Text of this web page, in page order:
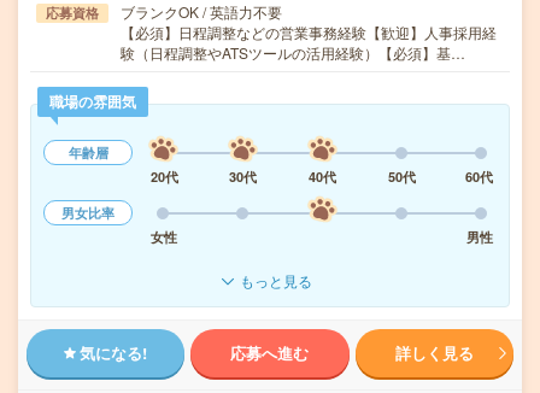
応募資格
ブランクOK / 英語力不要
【必須】日程調整などの営業事務経験【歓迎】人事採用経
験（日程調整やATSツールの活用経験）【必須】基…
職場の雰囲気
年齢層
20代
30代 40代 50代
60代
男女比率
女性
男性
もっと見る
気になる! 応募へ進む 詳しく見る